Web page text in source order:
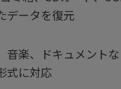
データを復元
音楽、ドキュメント
式に対応